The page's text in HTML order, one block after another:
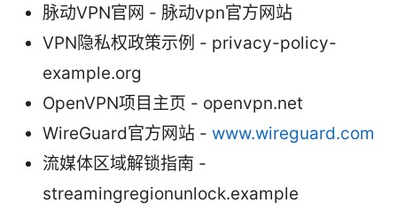
脉动VPN官网 - 脉动vpn官方网站
VPN隐私权政策示例 - privacy-policy-
example.org
OpenVPN项目主页 - openvpn.net
WireGuard官方网站 - www.wireguard.com
流媒体区域解锁指南 -
streamingregionunlock.example